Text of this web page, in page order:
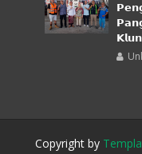
Copyright by